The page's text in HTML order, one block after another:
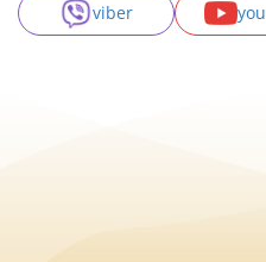
viber